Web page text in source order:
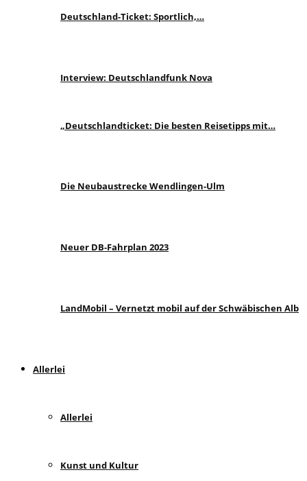
Deutschland-Ticket: Sportlich,…
Interview: Deutschlandfunk Nova
„Deutschlandticket: Die besten Reisetipps mit…
Die Neubaustrecke Wendlingen-Ulm
Neuer DB-Fahrplan 2023
LandMobil – Vernetzt mobil auf der Schwäbischen Alb
Allerlei
Allerlei
Kunst und Kultur